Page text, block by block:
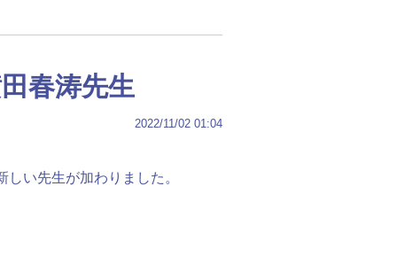
春涛先生
2022/11/02 01:04
い先生が加わりました。